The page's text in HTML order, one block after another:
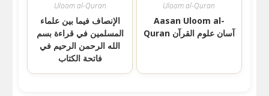
Uloom al-Quran
الإنصاف فيما بين علماء
المسلمين في قراءة بسم
الله الرحمن الرحيم في
فاتحة الكتاب
Uloom al-Quran
Aasan Uloom al-
Quran آسان علوم القرآن